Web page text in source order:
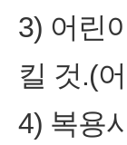
3) 어린
킬 것.(
4) 복용